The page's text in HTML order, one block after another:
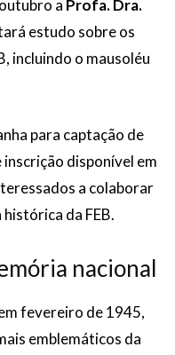
a Profa. Dra.
estudo sobre os
incluindo o mausoléu
para captação de
disponível em
a colaborar
da FEB.
nacional
fevereiro de 1945,
emblemáticos da